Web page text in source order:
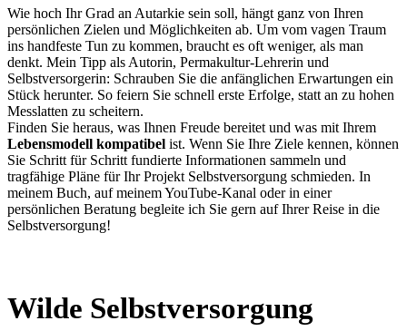
Wie hoch Ihr Grad an Autarkie sein soll, hängt ganz von Ihren
persönlichen Zielen und Möglichkeiten ab. Um vom vagen Traum
ins handfeste Tun zu kommen, braucht es oft weniger, als man
denkt. Mein Tipp als Autorin, Permakultur-Lehrerin und
Selbstversorgerin: Schrauben Sie die anfänglichen Erwartungen ein
Stück herunter. So feiern Sie schnell erste Erfolge, statt an zu hohen
Messlatten zu scheitern.
Finden Sie heraus, was Ihnen Freude bereitet und was mit Ihrem
Lebensmodell kompatibel ist. Wenn Sie Ihre Ziele kennen, können
Sie Schritt für Schritt fundierte Informationen sammeln und
tragfähige Pläne für Ihr Projekt Selbstversorgung schmieden. In
meinem Buch, auf meinem YouTube-Kanal oder in einer
persönlichen Beratung begleite ich Sie gern auf Ihrer Reise in die
Selbstversorgung!
Wilde Selbstversorgung